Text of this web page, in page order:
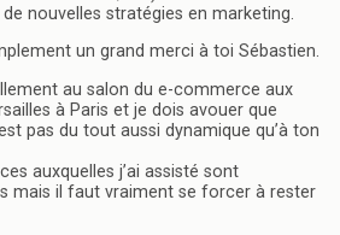
nouvelles stratégies en marketing.
un grand merci à toi Sébastien.
au salon du e-commerce aux
à Paris et je dois avouer que
pas du tout aussi dynamique qu’à ton
auxquelles j’ai assisté sont
mais il faut vraiment se forcer à rester